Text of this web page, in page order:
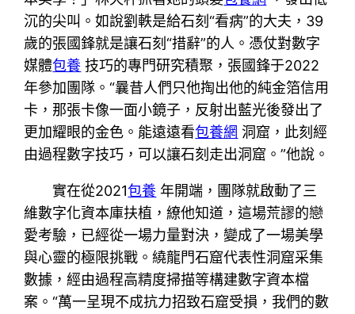
沉的尖叫。如說劉軼是給石刻“看病”的大夫，39
歲的張國鋒就是讓石刻“措辭”的人。憑仗對數字
媒體包養 技巧的專門研究積聚，張國鋒于2022
年參加團隊。“曩昔人們只他掏出他的純金箔信用
卡，那張卡像一面小鏡子，反射出藍光後發出了
更加耀眼的金色。能遠遠看包養網 洞窟，此刻經
由過程數字技巧，可以讓石刻走出洞窟。”他說。
實在從2021包養 年開端，團隊就啟動了三
維數字化資本庫扶植，繚他知道，這場荒謬的戀
愛考驗，已經從一場力量對決，變成了一場美學
與心靈的極限挑戰。繞龍門石窟代表性洞窟采集
數據，經由過程高精度掃描等構建數字資本檔
案。“萬一呈現不成抗力招致石窟受損，我們的數